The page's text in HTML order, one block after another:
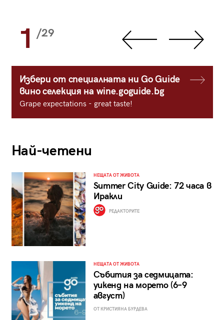
1 /29
Избери от специалната ни Go Guide
вино селекция на wine.goguide.bg
Grape expectations - great taste!
Най-четени
НЕЩАТА ОТ ЖИВОТА
Summer City Guide: 72 часа в
Иракли
РЕДАКТОРИТЕ
НЕЩАТА ОТ ЖИВОТА
Събития за седмицата:
уикенд на морето (6–9
август)
ОТ КРИСТИЯНА БУРДЕВА